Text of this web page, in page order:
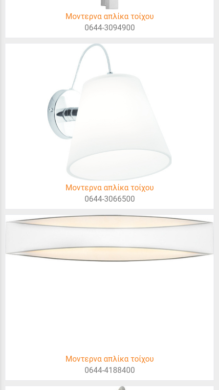
Μοντερνα απλίκα τοίχου
0644-3094900
Μοντερνα απλίκα τοίχου
0644-3066500
Μοντερνα απλίκα τοίχου
0644-4188400